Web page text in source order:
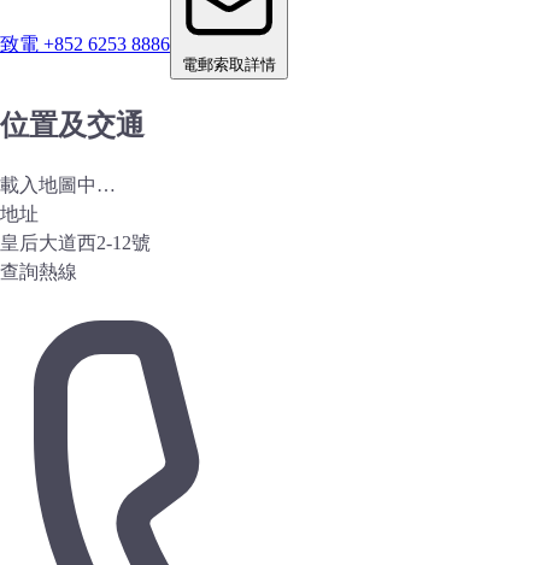
致電 +852 6253 8886
電郵索取詳情
位置及交通
載入地圖中…
地址
皇后大道西2-12號
查詢熱線